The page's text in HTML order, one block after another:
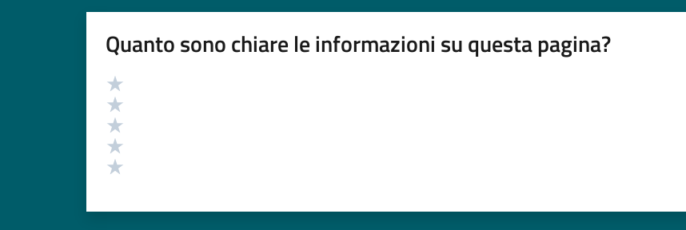
Quanto sono chiare le informazioni su questa pagina?
Valutazione